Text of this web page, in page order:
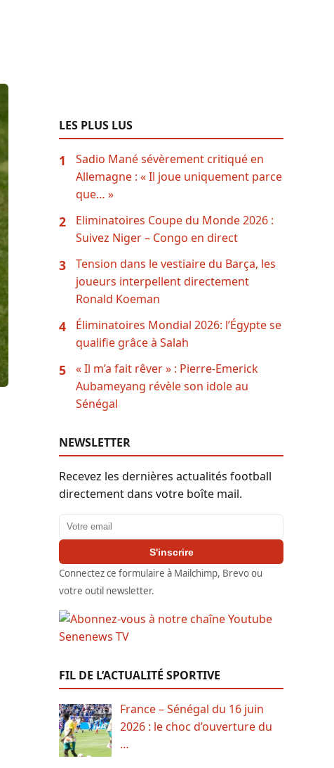
LES PLUS LUS
1
Sadio Mané sévèrement critiqué en
Allemagne : « Il joue uniquement parce
que… »
2
Eliminatoires Coupe du Monde 2026 :
Suivez Niger – Congo en direct
3
Tension dans le vestiaire du Barça, les
joueurs interpellent directement
Ronald Koeman
4
Éliminatoires Mondial 2026: l’Égypte se
qualifie grâce à Salah
5
« Il m’a fait rêver » : Pierre-Emerick
Aubameyang révèle son idole au
Sénégal
NEWSLETTER
Recevez les dernières actualités football
directement dans votre boîte mail.
Adresse email
S'inscrire
Connectez ce formulaire à Mailchimp, Brevo ou
votre outil newsletter.
FIL DE L’ACTUALITÉ SPORTIVE
France – Sénégal du 16 juin
2026 : le choc d’ouverture du
…